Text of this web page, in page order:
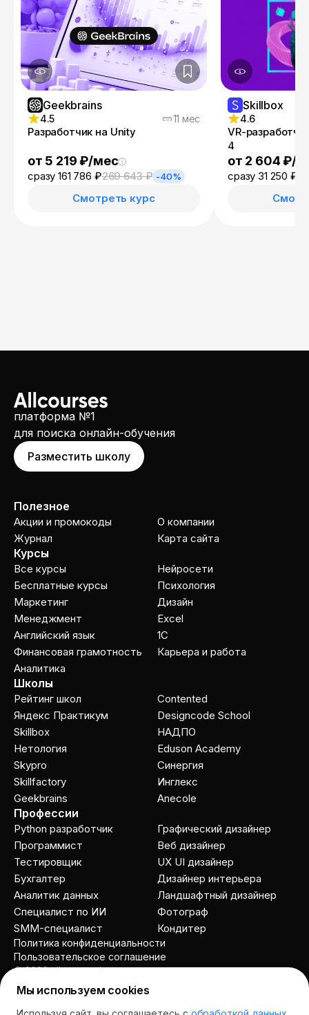
Geekbrains
4.5 11 мес
Разработчик на Unity
от 5 219 ₽/мес
сразу 161 786 ₽269 643 ₽ -40%
Смотреть курс
Skillbox
4.6
VR-
4
от 2 604 ₽/
сразу 31 250 ₽
платформа №1
для поиска онлайн-обучения
Разместить школу
Полезное
Акции и промокоды
Журнал
О компании
Карта сайта
Курсы
Все курсы
Бесплатные курсы
Маркетинг
Менеджмент
Английский язык
Финансовая грамотность
Аналитика
Нейросети
Психология
Дизайн
Excel
1C
Карьера и работа
Школы
Рейтинг школ
Яндекс Практикум
Skillbox
Нетология
Skypro
Skillfactory
Geekbrains
Contented
Designcode School
НАДПО
Eduson Academy
Cинергия
Инглекс
Anecole
Профессии
Python разработчик
Программист
Тестировщик
Бухгалтер
Аналитик данных
Специалист по ИИ
SMM-специалист
Графический дизайнер
Веб дизайнер
UX UI дизайнер
Дизайнер интерьера
Ландшафтный дизайнер
Фотограф
Кондитер
© 2026 allcourses.io
Пользовательское соглашение
Политика конфиденциальности
Мы используем cookies